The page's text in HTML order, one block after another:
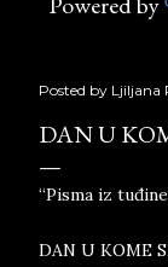
Posted by Ljiljana
DAN U
“Pisma iz
DAN U KOME